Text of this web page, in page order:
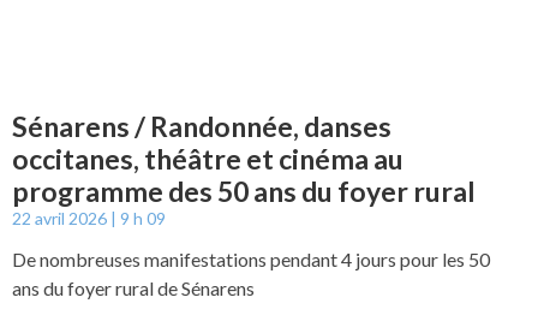
Sénarens / Randonnée, danses
occitanes, théâtre et cinéma au
programme des 50 ans du foyer rural
22 avril 2026 9 h 09
De nombreuses manifestations pendant 4 jours pour les 50
ans du foyer rural de Sénarens